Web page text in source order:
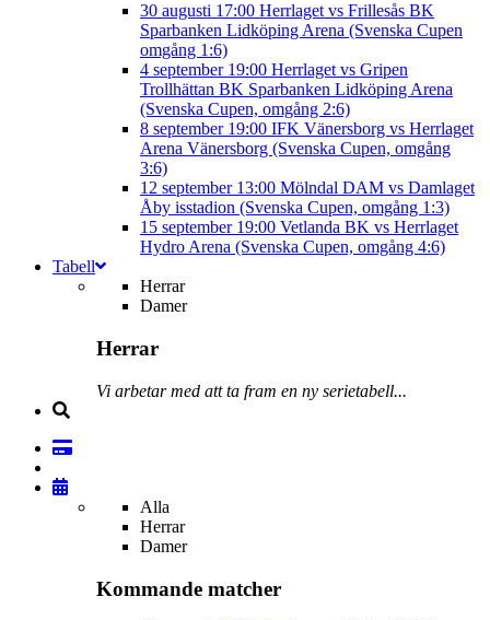
30 augusti 17:00 Herrlaget vs Frillesås BK
Sparbanken Lidköping Arena (Svenska Cupen
omgång 1:6)
4 september 19:00 Herrlaget vs Gripen
Trollhättan BK Sparbanken Lidköping Arena
(Svenska Cupen, omgång 2:6)
8 september 19:00 IFK Vänersborg vs Herrlaget
Arena Vänersborg (Svenska Cupen, omgång
3:6)
12 september 13:00 Mölndal DAM vs Damlaget
Åby isstadion (Svenska Cupen, omgång 1:3)
15 september 19:00 Vetlanda BK vs Herrlaget
Hydro Arena (Svenska Cupen, omgång 4:6)
Tabell
Herrar
Damer
Herrar
Vi arbetar med att ta fram en ny serietabell...
Alla
Herrar
Damer
Kommande matcher